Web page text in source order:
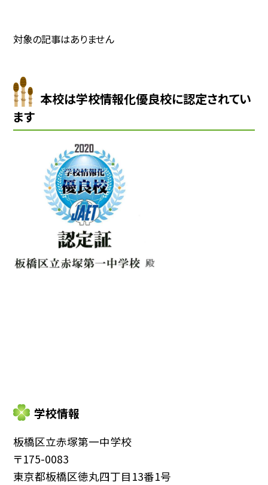
対象の記事はありません
本校は学校情報化優良校に認定されてい
ます
学校情報
板橋区立赤塚第一中学校
〒175-0083
東京都板橋区徳丸四丁目13番1号